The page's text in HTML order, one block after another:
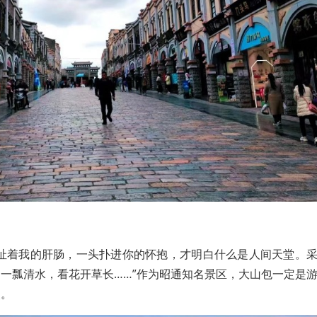
着我的肝肠，一头扑进你的怀抱，才明白什么是人间天堂。采
瓢清水，看花开草长……”作为昭通知名景区，大山包一定是游